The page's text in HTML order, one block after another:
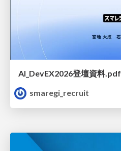
AI_DevEX2026登壇資料.pdf
smaregi_recruit